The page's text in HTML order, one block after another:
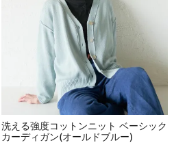
洗える強度コットンニット ベーシック
カーディガン(オールドブルー)